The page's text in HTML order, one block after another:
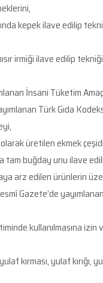
kepek ilave edilip
irmiği ilave edilip
İnsani Tüketim
Türk Gıda
üretilen ekmek
tam buğday unu ilave
arz edilen ürünlerin
Gazete’de
kullanılmasına
kırması, yulaf